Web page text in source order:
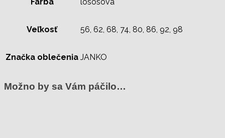
Veľkosť 56, 62, 68, 74, 80, 86, 92, 98
Značka oblečenia JANKO
Možno by sa Vám páčilo…